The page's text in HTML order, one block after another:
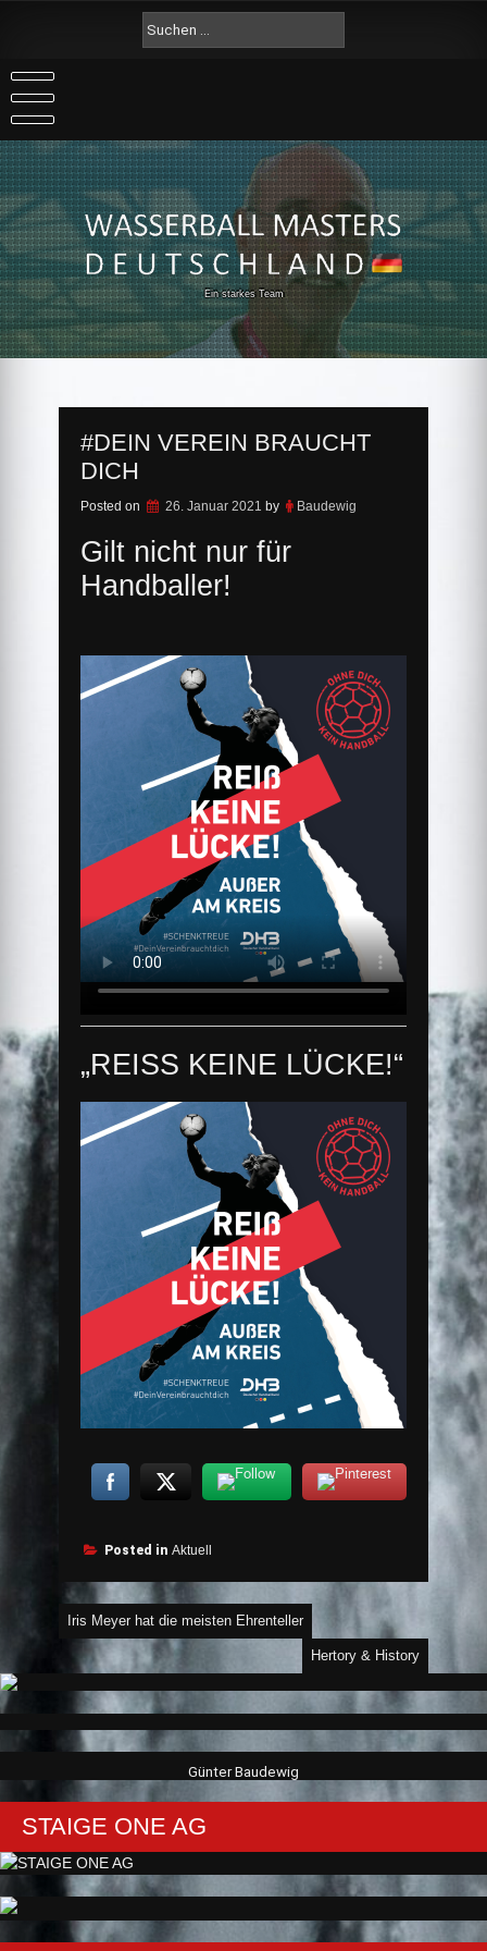
nach:
Ein starkes Team
#DEIN VEREIN BRAUCHT
DICH
Posted on 26. Januar 2021 by Baudewig
Gilt nicht nur für
Handballer!
„REISS KEINE LÜCKE!“
Posted in Aktuell
Beitragsnavigation
Iris Meyer hat die meisten Ehrenteller
Hertory & History
Günter Baudewig
STAIGE ONE AG